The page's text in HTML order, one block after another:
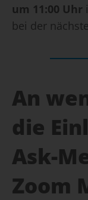
um 11:00 Uhr
bei der
An
die
Ask-
Zoom